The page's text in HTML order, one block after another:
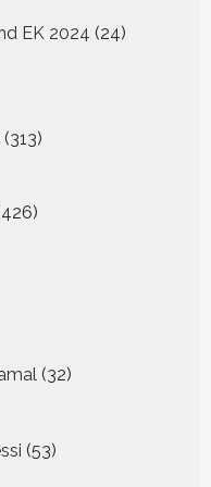
EK 2024 24
producten
313
producten
426
426
producten
32
producten
53
producten